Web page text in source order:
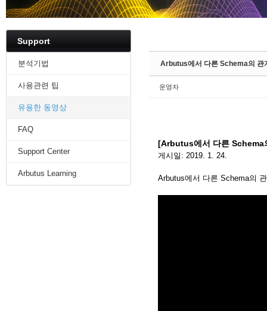
Support
분석기법
사용관련 팁
유용한 동영상
FAQ
Support Center
Arbutus Learning
Arbutus에서 다른 Schema의 관
운영자
[Arbutus에서 다른 Schema
게시일: 2019. 1. 24.
Arbutus에서 다른 Schema의